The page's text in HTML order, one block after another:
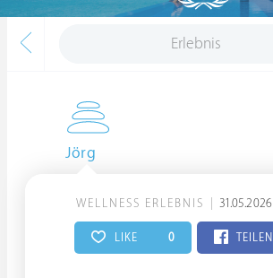
Erlebnis
Jörg
WELLNESS ERLEBNIS 31.05.2026
LIKE 0 TEILEN